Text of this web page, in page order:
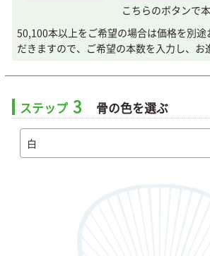
こちらのボタンで
50,100本以上をご希望の場合は価格を別
だきますので、ご希望の本数を入力し、お
ステップ 3 骨の色を選ぶ